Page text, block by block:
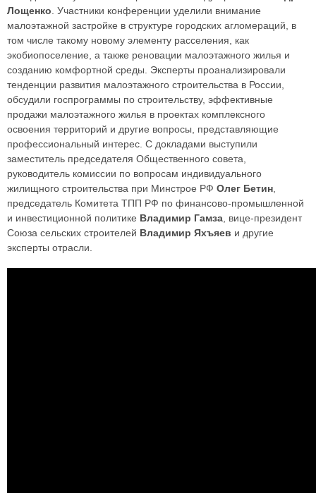
Лощенко. Участники конференции уделили внимание
малоэтажной застройке в структуре городских агломераций, в
том числе такому новому элементу расселения, как
экобиопоселение, а также реновации малоэтажного жилья и
созданию комфортной среды. Эксперты проанализировали
тенденции развития малоэтажного строительства в России,
обсудили госпрограммы по строительству, эффективные
продажи малоэтажного жилья в проектах комплексного
освоения территорий и другие вопросы, представляющие
профессиональный интерес. С докладами выступили
заместитель председателя Общественного совета,
руководитель комиссии по вопросам индивидуального
жилищного строительства при Минстрое РФ Олег Бетин,
председатель Комитета ТПП РФ по финансово-промышленной
и инвестиционной политике Владимир Гамза, вице-президент
Союза сельских строителей Владимир Яхъяев и другие
эксперты отрасли.